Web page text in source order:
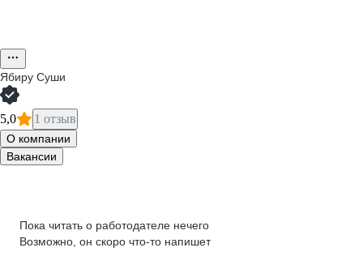
Ябиру Суши
5,0 1 отзыв
О компании
Вакансии
Пока читать о работодателе нечего
Возможно, он скоро что‑то напишет